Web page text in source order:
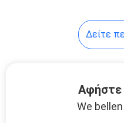
Δείτε
Αφήστε
We